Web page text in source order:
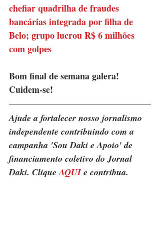
chefiar quadrilha de fraudes
bancárias integrada por filha de
Belo; grupo lucrou R$ 6 milhões
com golpes
Bom final de semana galera!
Cuidem-se!
Ajude a fortalecer nosso jornalismo
independente contribuindo com a
campanha 'Sou Daki e Apoio' de
financiamento coletivo do Jornal
Daki. Clique AQUI e contribua.